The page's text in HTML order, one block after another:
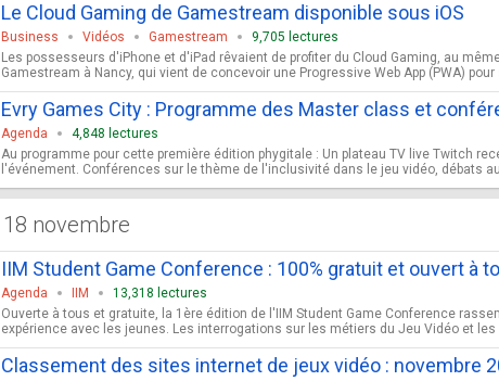
Le Cloud Gaming de Gamestream disponible sous iOS
Business Vidéos Gamestream
9,705 lectures
Les possesseurs d'iPhone et d'iPad rêvaient de profiter du Cloud Gaming, au
Gamestream à Nancy, qui vient de concevoir une Progressive Web App (PWA)
Evry Games City : Programme des Master class et
Agenda
4,848 lectures
Au programme pour cette première édition phygitale : Un plateau TV live Twitch
l'événement. Conférences sur le thème de l'inclusivité dans le jeu vidéo, débats
18 novembre
IIM Student Game Conference : 100% gratuit et ouvert à
Agenda IIM
13,318 lectures
Ouverte à tous et gratuite, la 1ère édition de l'IIM Student Game Conference
expérience avec les jeunes. Les interrogations sur les métiers du Jeu Vidéo et
Classement des sites internet de jeux vidéo : novembre